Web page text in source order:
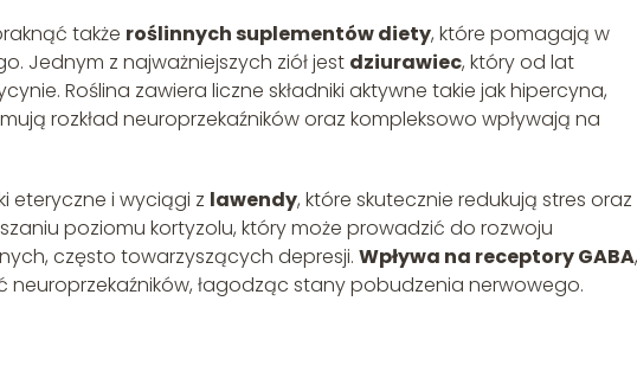
także roślinnych suplementów diety, które pomagają w
Jednym z najważniejszych ziół jest dziurawiec, który od lat
Roślina zawiera liczne składniki aktywne takie jak hipercyna,
rozkład neuroprzekaźników oraz kompleksowo wpływają na
eteryczne i wyciągi z lawendy, które skutecznie redukują stres oraz
poziomu kortyzolu, który może prowadzić do rozwoju
często towarzyszących depresji. Wpływa na receptory GABA,
neuroprzekaźników, łagodząc stany pobudzenia nerwowego.